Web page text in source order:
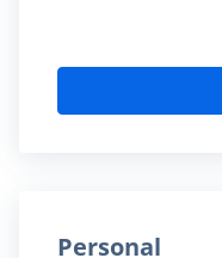
Personal